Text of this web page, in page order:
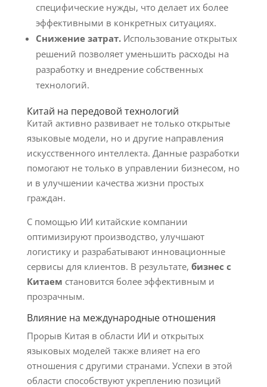
специфические нужды, что делает их более
эффективными в конкретных ситуациях.
Снижение затрат.Использование открытых
решений позволяет уменьшить расходы на
разработку и внедрение собственных
технологий.
Китай на передовой технологий
Китай активно развивает не только открытые
языковые модели, но и другие направления
искусственного интеллекта. Данные разработки
помогают не только в управлении бизнесом, но
и в улучшении качества жизни простых
граждан.
С помощью ИИ китайские компании
оптимизируют производство, улучшают
логистику и разрабатывают инновационные
сервисы для клиентов. В результате, бизнес с
Китаем становится более эффективным и
прозрачным.
Влияние на международные отношения
Прорыв Китая в области ИИ и открытых
языковых моделей также влияет на его
отношения с другими странами. Успехи в этой
области способствуют укреплению позиций